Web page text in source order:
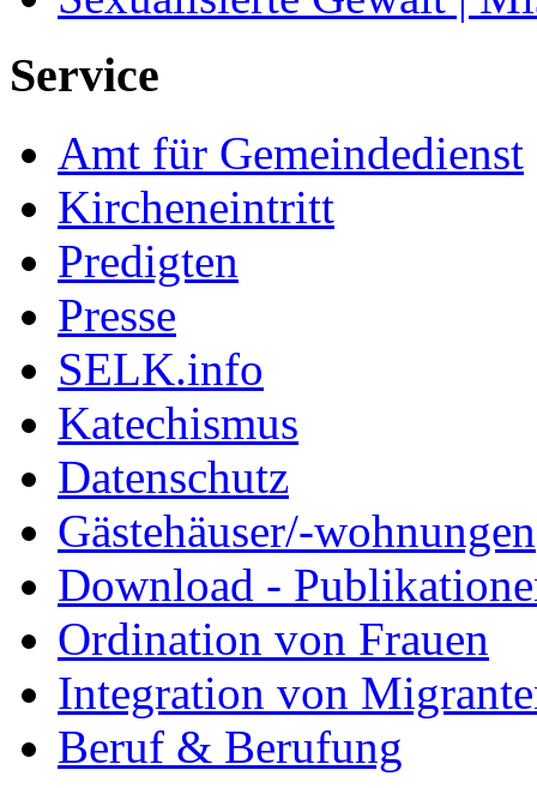
Service
Amt für Gemeindedienst
Kircheneintritt
Predigten
Presse
SELK.info
Katechismus
Datenschutz
Gästehäuser/-wohnungen
Download -
Ordination von Frauen
Integration von
Beruf & Berufung